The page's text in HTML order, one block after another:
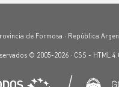
de Formosa · República
© 2005-2026 · CSS - HTML